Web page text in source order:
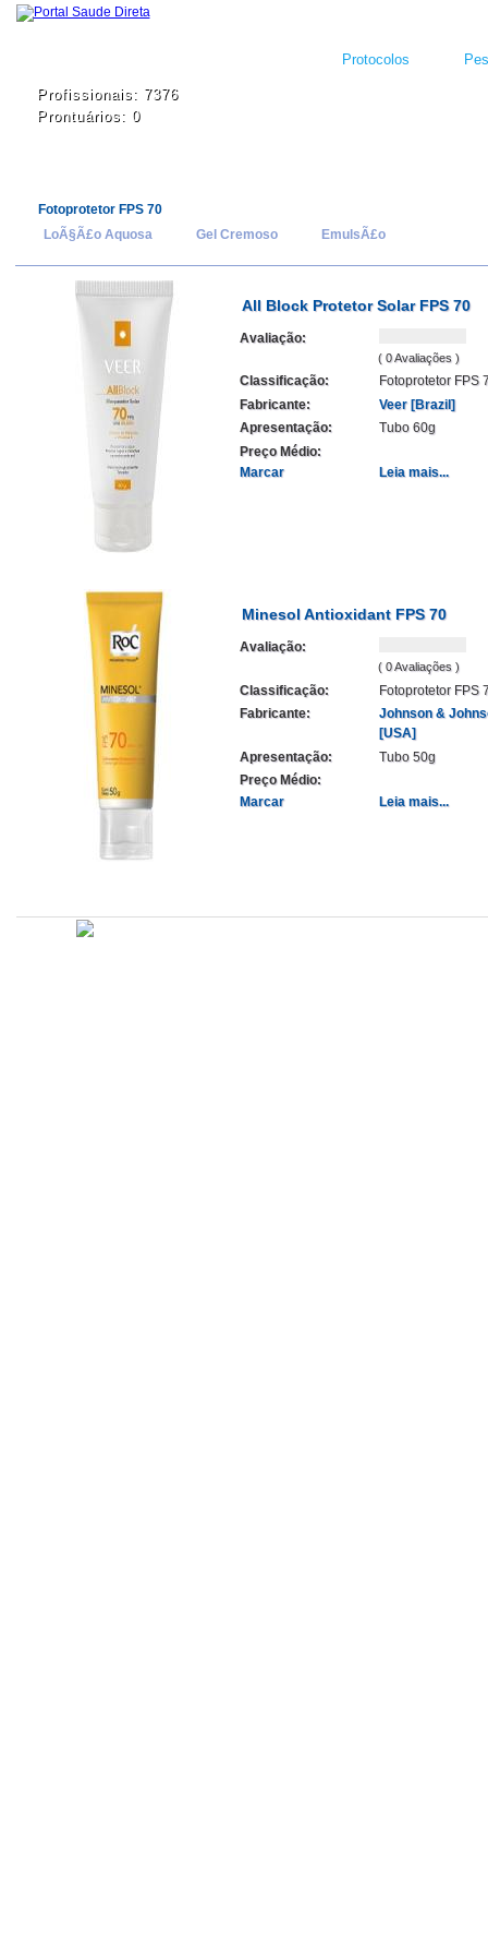
Protocolos
Profissionais: 7376
Prontuários: 0
Fotoprotetor FPS 70
LoÃ§Ã£o Aquosa
Gel Cremoso EmulsÃ£o
All Block Protetor Solar FPS 70
Avaliação:
( 0 Avaliações )
Classificação:
Fotoprotetor FPS
Fabricante:
Veer [Brazil]
Apresentação:
Tubo 60g
Preço Médio:
Marcar
Leia mais...
Minesol Antioxidant FPS 70
Avaliação:
( 0 Avaliações )
Classificação:
Fotoprotetor FPS
Fabricante:
Johnson &
[USA]
Apresentação:
Tubo 50g
Preço Médio:
Marcar
Leia mais...